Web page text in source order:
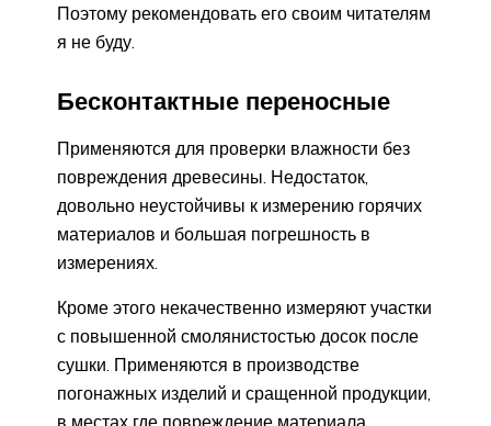
Поэтому рекомендовать его своим читателям
я не буду.
Бесконтактные переносные
Применяются для проверки влажности без
повреждения древесины. Недостаток,
довольно неустойчивы к измерению горячих
материалов и большая погрешность в
измерениях.
Кроме этого некачественно измеряют участки
с повышенной смолянистостью досок после
сушки. Применяются в производстве
погонажных изделий и сращенной продукции,